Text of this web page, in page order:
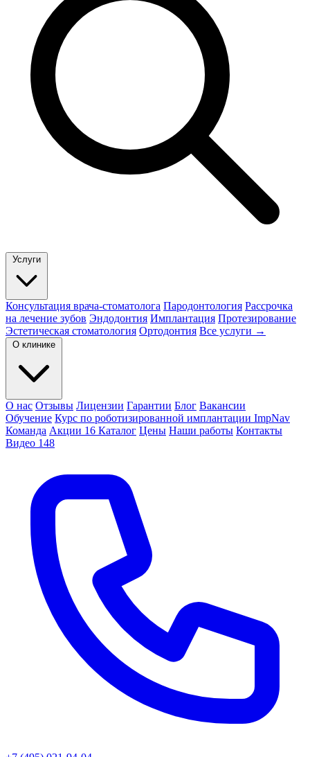
Услуги
Консультация врача-стоматолога Пародонтология Рассрочка
на лечение зубов Эндодонтия Имплантация Протезирование
Эстетическая стоматология Ортодонтия Все услуги →
О клинике
О нас Отзывы Лицензии Гарантии Блог Вакансии
Обучение Курс по роботизированной имплантации ImpNav
Команда Акции 16 Каталог Цены Наши работы Контакты
Видео 148